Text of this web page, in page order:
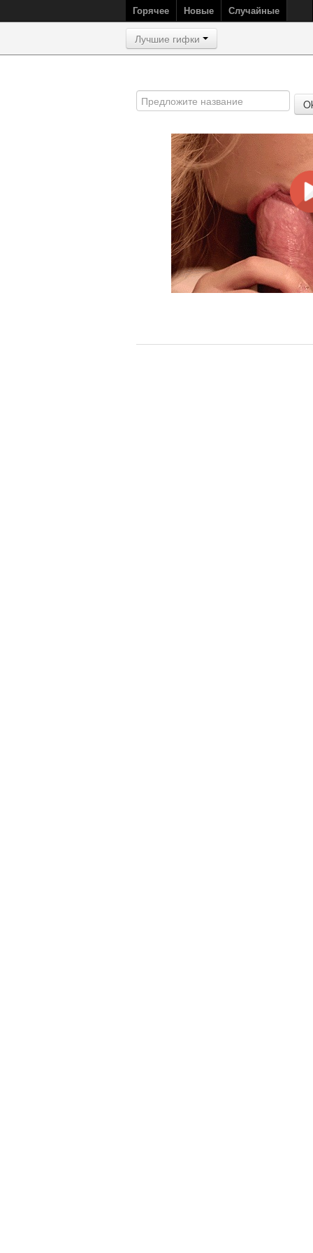
Горячее Новые Случайные
Лучшие гифки